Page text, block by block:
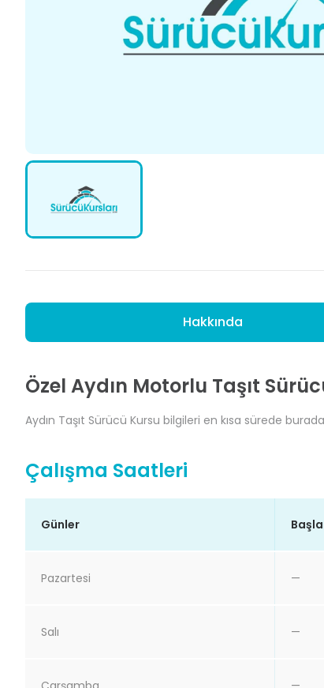
Hakkında
Özel Aydın Motorlu Taşıt
Aydın Taşıt Sürücü Kursu bilgileri en kısa sürede
Çalışma Saatleri
Günler
Pazartesi —
Salı —